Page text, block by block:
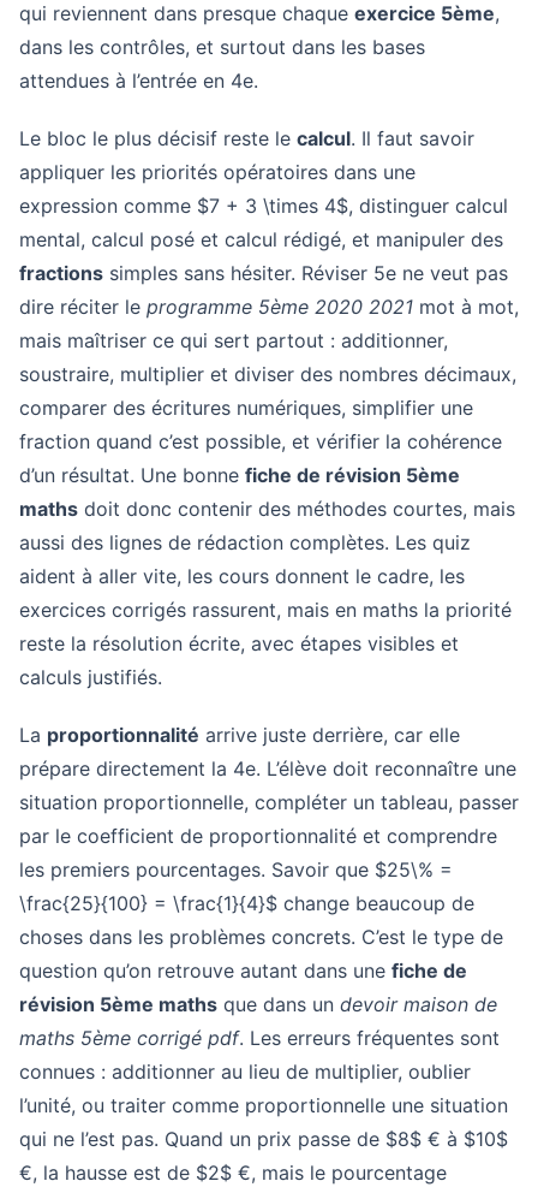
qui reviennent dans presque chaque exercice 5ème,
dans les contrôles, et surtout dans les bases
attendues à l’entrée en 4e.
Le bloc le plus décisif reste le calcul. Il faut savoir
appliquer les priorités opératoires dans une
expression comme $7 + 3 \times 4$, distinguer calcul
mental, calcul posé et calcul rédigé, et manipuler des
fractions simples sans hésiter. Réviser 5e ne veut pas
dire réciter le programme 5ème 2020 2021 mot à mot,
mais maîtriser ce qui sert partout : additionner,
soustraire, multiplier et diviser des nombres décimaux,
comparer des écritures numériques, simplifier une
fraction quand c’est possible, et vérifier la cohérence
d’un résultat. Une bonne fiche de révision 5ème
maths doit donc contenir des méthodes courtes, mais
aussi des lignes de rédaction complètes. Les quiz
aident à aller vite, les cours donnent le cadre, les
exercices corrigés rassurent, mais en maths la priorité
reste la résolution écrite, avec étapes visibles et
calculs justifiés.
La proportionnalité arrive juste derrière, car elle
prépare directement la 4e. L’élève doit reconnaître une
situation proportionnelle, compléter un tableau, passer
par le coefficient de proportionnalité et comprendre
les premiers pourcentages. Savoir que $25\% =
\frac{25}{100} = \frac{1}{4}$ change beaucoup de
choses dans les problèmes concrets. C’est le type de
question qu’on retrouve autant dans une fiche de
révision 5ème maths que dans un devoir maison de
maths 5ème corrigé pdf. Les erreurs fréquentes sont
connues : additionner au lieu de multiplier, oublier
l’unité, ou traiter comme proportionnelle une situation
qui ne l’est pas. Quand un prix passe de $8$ € à $10$
€, la hausse est de $2$ €, mais le pourcentage